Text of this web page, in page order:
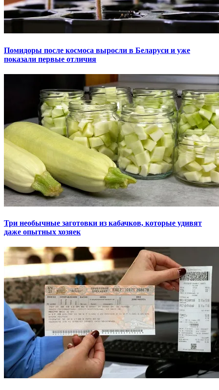
Помидоры после космоса выросли в Беларуси и уже
показали первые отличия
Три необычные заготовки из кабачков, которые удивят
даже опытных хозяек